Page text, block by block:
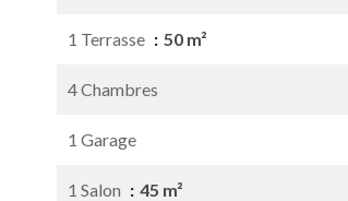
1 Terrasse 50 m²
4 Chambres
1 Garage
1 Salon 45 m²